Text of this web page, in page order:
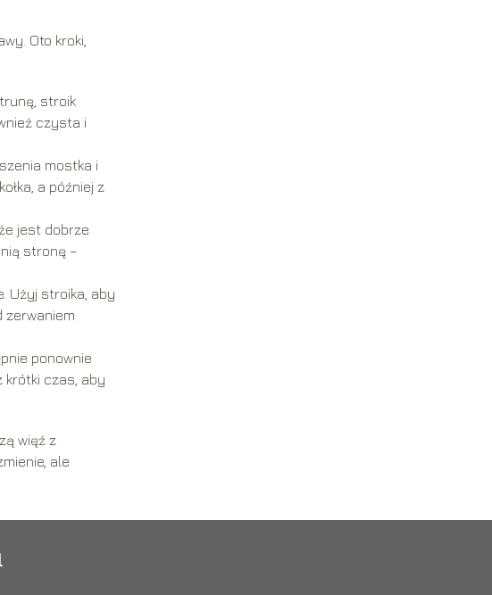
Oto kroki,
stroik
czysta i
mostka i
a później z
jest dobrze
stronę –
Użyj stroika, aby
zerwaniem
ponownie
krótki czas, aby
więź z
ale